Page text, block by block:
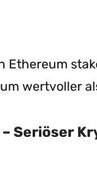
Ethereum
wertvoller
Seriöser